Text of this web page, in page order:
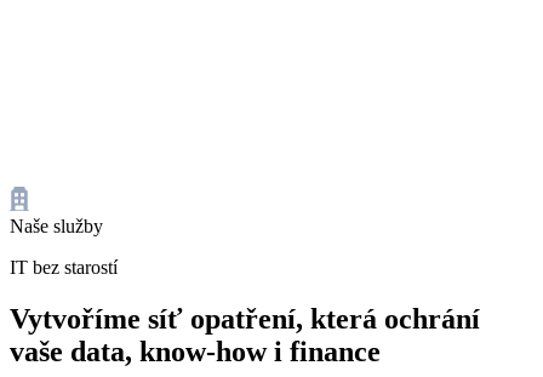
Naše služby
IT bez starostí
Vytvoříme síť opatření, která ochrání
vaše data, know-how i finance